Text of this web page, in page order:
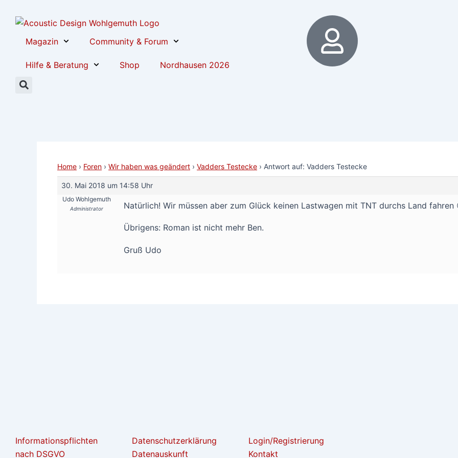
Inhalt
Magazin
Community & Forum
Hilfe & Beratung Shop Nordhausen 2026
Home › Foren › Wir haben was geändert › Vadders Testecke › Antwort auf: Vadders Testecke
30. Mai 2018 um 14:58 Uhr
Udo Wohlgemuth
Administrator Natürlich! Wir müssen aber zum Glück keinen Lastwagen mit TNT durchs Land fahren
Übrigens: Roman ist nicht mehr Ben.
Gruß Udo
navigation
Informationspflichten
nach DSGVO
Datenschutzerklärung
Datenauskunft
Login/Registrierung
Kontakt